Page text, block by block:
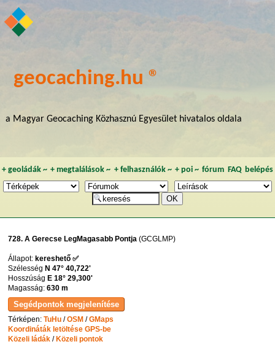
geocaching.hu ®
a Magyar Geocaching Közhasznú Egyesület hivatalos oldala
+ geoládák~ +megtalálások ~ + felhasználók~ + poi~ fórum FAQ belépés
728. A Gerecse LegMagasabb Pontja (GCGLMP)
Állapot: kereshető ✅
Szélesség N 47° 40,722'
Hosszúság E 18° 29,300'
Magasság:630 m
Térképen:TuHu /OSM /GMaps
Koordináták letöltése GPS-be
Közeli ládák / Közeli pontok